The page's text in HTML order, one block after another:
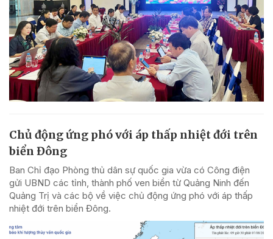
Chủ động ứng phó với áp thấp nhiệt đới trên
biển Đông
Ban Chỉ đạo Phòng thủ dân sự quốc gia vừa có Công điện
gửi UBND các tỉnh, thành phố ven biển từ Quảng Ninh đến
Quảng Trị và các bộ về việc chủ động ứng phó với áp thấp
nhiệt đới trên biển Đông.